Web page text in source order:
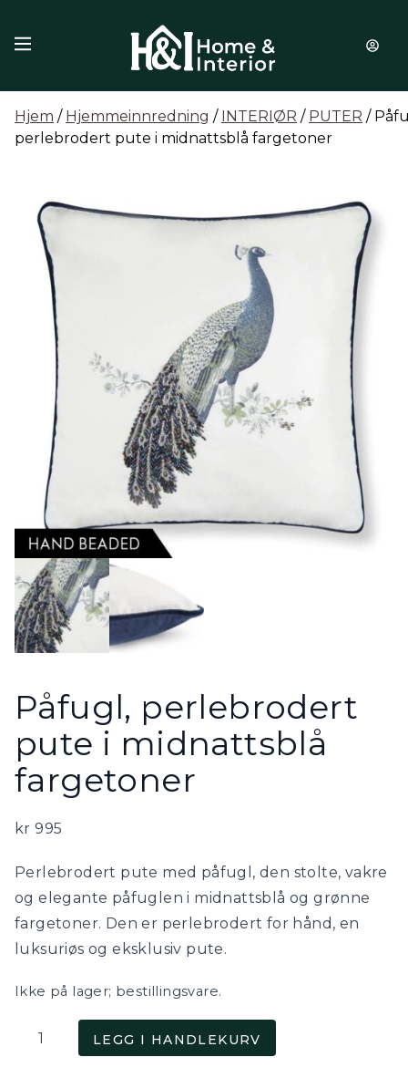
Hjem / Hjemmeinnredning / INTERIØR / PUTER /
perlebrodert pute i midnattsblå fargetoner
Påfugl, perlebrodert
pute i midnattsblå
fargetoner
kr 995
Perlebrodert pute med påfugl, den stolte, vakre
og elegante påfuglen i midnattsblå og grønne
fargetoner. Den er perlebrodert for hånd, en
luksuriøs og eksklusiv pute.
Ikke på lager; bestillingsvare.
Påfugl,
perlebrodert
LEGG I HANDLEKURV